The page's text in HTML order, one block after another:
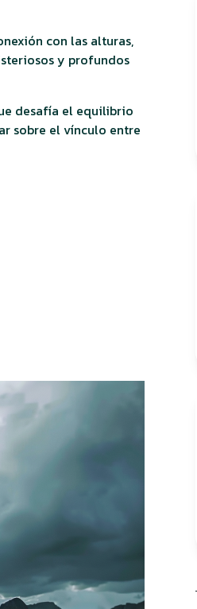
con las alturas,
y profundos
desafía el equilibrio
sobre el vínculo entre